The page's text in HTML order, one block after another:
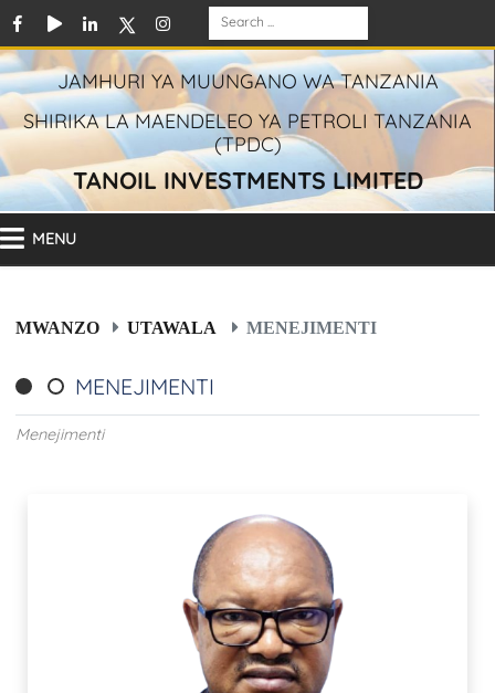
JAMHURI YA MUUNGANO WA TANZANIA
SHIRIKA LA MAENDELEO YA PETROLI TANZANIA
(TPDC)
TANOIL INVESTMENTS LIMITED
MENU
MWANZO UTAWALA MENEJIMENTI
MENEJIMENTI
Menejimenti